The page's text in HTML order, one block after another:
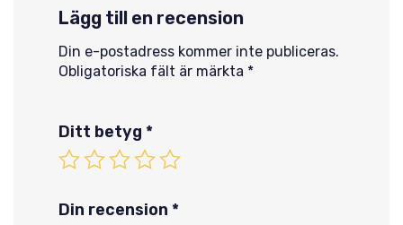
Lägg till en recension
Din e-postadress kommer inte publiceras.
Obligatoriska fält är märkta *
Ditt betyg *
Din recension *